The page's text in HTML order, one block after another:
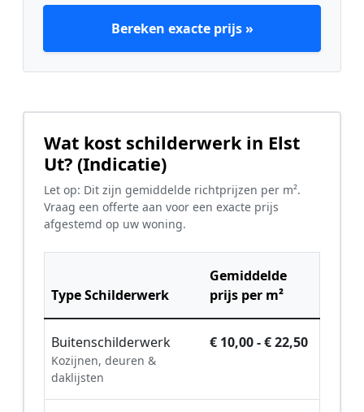
Bereken exacte prijs »
Wat kost schilderwerk in Elst
Ut? (Indicatie)
Let op: Dit zijn gemiddelde richtprijzen per m².
Vraag een offerte aan voor een exacte prijs
afgestemd op uw woning.
Type Schilderwerk
Gemiddelde
prijs per m²
Buitenschilderwerk
Kozijnen, deuren &
daklijsten
€ 10,00 - € 22,50